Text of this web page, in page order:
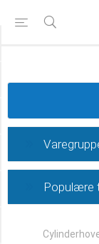
Dimension
Overflade
Populære